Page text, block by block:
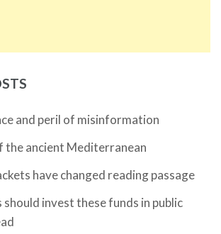
and peril of misinformation
the ancient Mediterranean
have changed reading passage
invest these funds in public